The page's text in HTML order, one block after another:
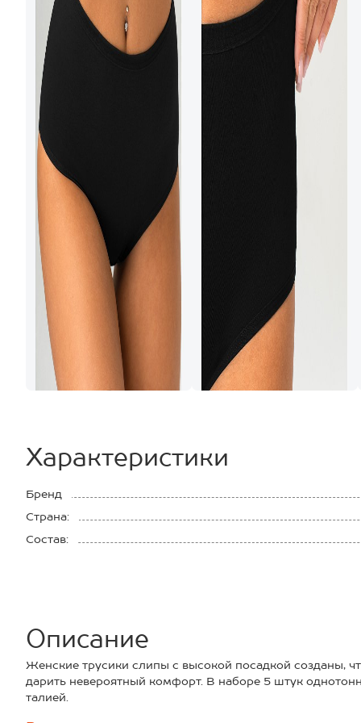
Характеристики
Бренд
Страна:
Состав:
Описание
Женские трусики слипы с высокой посадкой созданы,
дарить невероятный комфорт. В наборе 5 штук
талией.